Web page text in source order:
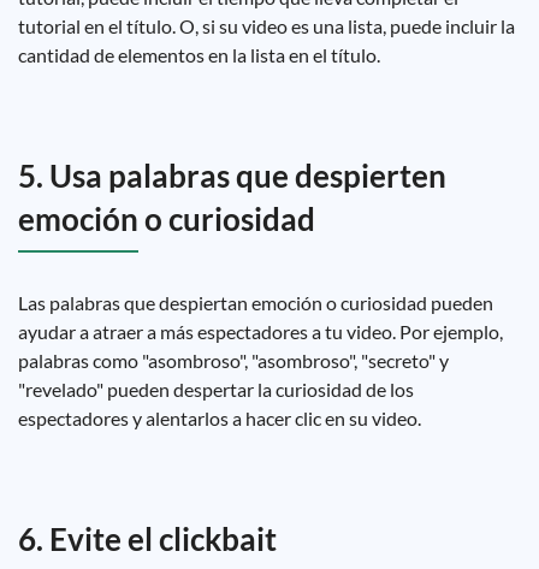
tutorial en el título. O, si su video es una lista, puede incluir la
cantidad de elementos en la lista en el título.
5. Usa palabras que despierten
emoción o curiosidad
Las palabras que despiertan emoción o curiosidad pueden
ayudar a atraer a más espectadores a tu video. Por ejemplo,
palabras como "asombroso", "asombroso", "secreto" y
"revelado" pueden despertar la curiosidad de los
espectadores y alentarlos a hacer clic en su video.
6. Evite el clickbait